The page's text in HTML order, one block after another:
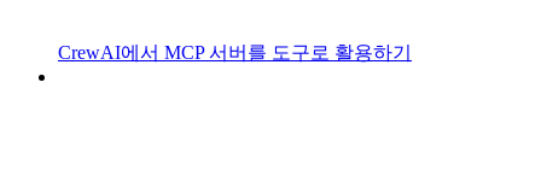
CrewAI에서 MCP 서버를 도구로 활용하기